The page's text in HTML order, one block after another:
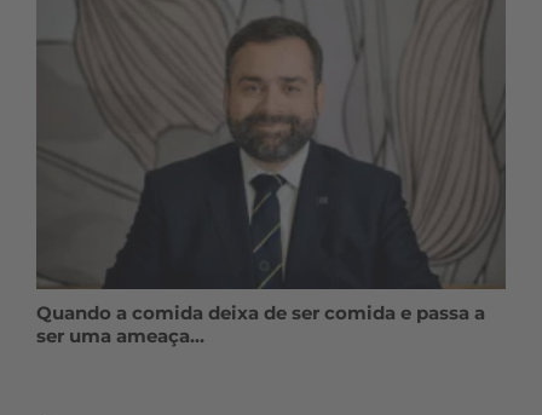
Quando a comida deixa de ser comida e passa a
ser uma ameaça…